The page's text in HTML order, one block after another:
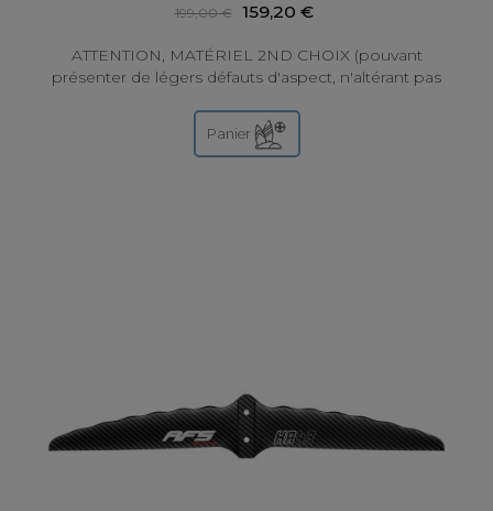
199,00 € 159,20 €
ATTENTION, MATÉRIEL 2ND CHOIX (pouvant
présenter de légers défauts d'aspect, n'altérant pas
Panier